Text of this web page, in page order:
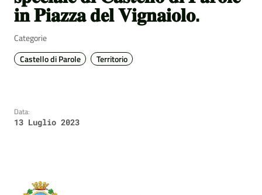
𝐢𝐧 𝐏𝐢𝐚𝐳𝐳𝐚 𝐝𝐞𝐥 𝐕𝐢𝐠𝐧𝐚𝐢𝐨𝐥𝐨.
Categorie
Castello di Parole
Territorio
Data:
13 Luglio 2023